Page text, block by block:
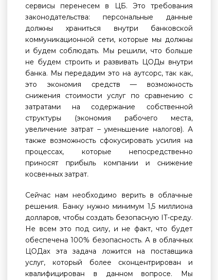
сервисы перенесем в ЦБ. Это требования
законодательства: персональные данные
должны храниться внутри банковской
коммуникационной сети, которые мы должны
и будем соблюдать. Мы решили, что больше
не будем строить и развивать ЦОДы внутри
банка. Мы передадим это на аутсорс, так как,
это экономия средств — возможность
снижения стоимости услуг по сравнению с
затратами на содержание собственной
структуры (экономия рабочего места,
увеличение затрат – уменьшение налогов). А
также возможность сфокусировать усилия на
процессах, которые непосредственно
приносят прибыль компании и снижение
косвенных затрат.
Сейчас нам необходимо верить в облачные
решения. Банку нужно минимум 1,5 миллиона
долларов, чтобы создать безопасную IT-среду.
Не всем это под силу, и не факт, что будет
обеспечена 100% безопасность. А в облачных
ЦОДах эта задача ложится на поставщика
услуг, который более сконцентрирован и
квалифицирован в данном вопросе. Мы